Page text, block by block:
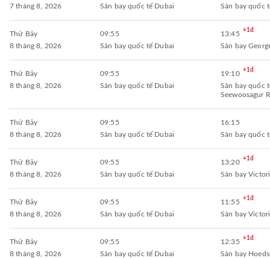
7 tháng 8, 2026
Sân bay quốc tế Dubai
Sân bay quốc
Thứ Bảy
8 tháng 8, 2026
09:55
Sân bay quốc tế Dubai
13:45 +1d
Sân bay
Thứ Bảy
8 tháng 8, 2026
09:55
Sân bay quốc tế Dubai
19:10 +1d
Sân bay quốc
Seewoosagur
Thứ Bảy
8 tháng 8, 2026
09:55
Sân bay quốc tế Dubai
16:15
Sân bay quốc
Thứ Bảy
8 tháng 8, 2026
09:55
Sân bay quốc tế Dubai
13:20 +1d
Sân bay
Thứ Bảy
8 tháng 8, 2026
09:55
Sân bay quốc tế Dubai
11:55 +1d
Sân bay
Thứ Bảy
8 tháng 8, 2026
09:55
Sân bay quốc tế Dubai
12:35 +1d
Sân bay